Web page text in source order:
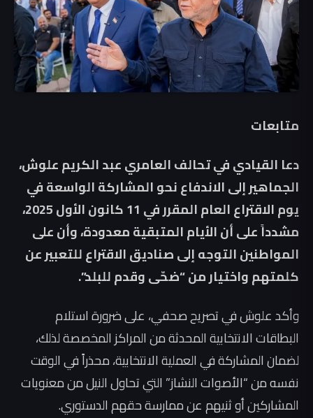
متابعات
دعا القيادي في تحالف العامري عبد الكريم علوش،
الجماهير إلى الاندفاع نحو المشاركة الواسعة في
يوم الاقتراع العام المقرر في 11 كانون الأول 2025،
مشدداً على أن الأيام المتبقية معدودة، وأن على
المواطنين التوجه إلى صناديق الاقتراع للتعبير عن
كلمتهم واختيار من “ضحّى وقدم للبلد”.
وأكد علوش في تصريح صحفي، على ضرورة استلام
البطاقات الانتخابية المحدثة من المراكز المخصصة لذلك،
لضمان المشاركة في العملية الانتخابية، محذراً في الوقت
نفسه من “الأصوات النشاز” التي تحاول النيل من معنويات
المشاركين أو ثنيهم عن ممارسة حقهم الدستوري.